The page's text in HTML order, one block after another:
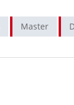
Master